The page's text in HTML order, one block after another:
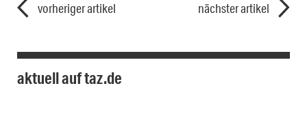
vorheriger artikel nächster artikel
aktuell auf taz.de